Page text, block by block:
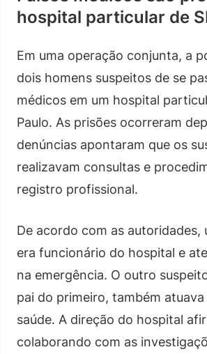
hospital particular de
Em uma operação conjunta, a
dois homens suspeitos de se
médicos em um hospital
Paulo. As prisões ocorreram
denúncias apontaram que os
realizavam consultas e
registro profissional.
De acordo com as autoridades,
era funcionário do hospital e
na emergência. O outro
pai do primeiro, também
saúde. A direção do hospital
colaborando com as